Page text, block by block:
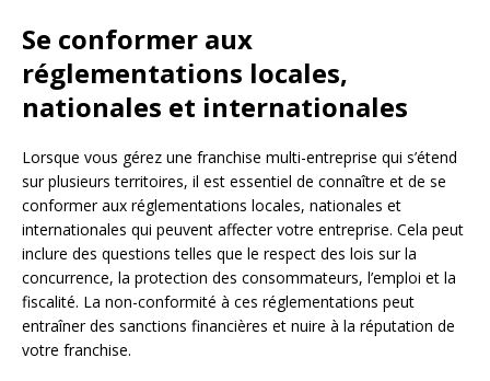
Se conformer aux
réglementations locales,
nationales et internationales
Lorsque vous gérez une franchise multi-entreprise qui s’étend
sur plusieurs territoires, il est essentiel de connaître et de se
conformer aux réglementations locales, nationales et
internationales qui peuvent affecter votre entreprise. Cela peut
inclure des questions telles que le respect des lois sur la
concurrence, la protection des consommateurs, l’emploi et la
fiscalité. La non-conformité à ces réglementations peut
entraîner des sanctions financières et nuire à la réputation de
votre franchise.